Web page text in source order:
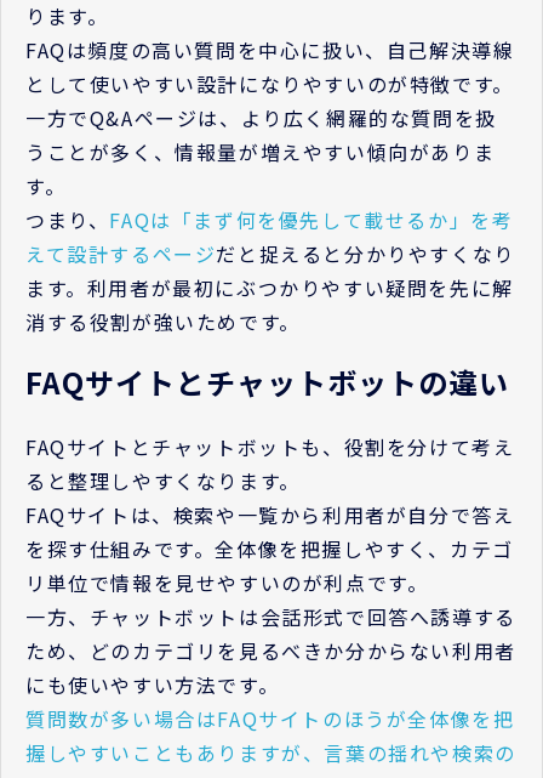
ります。
FAQは頻度の高い質問を中心に扱い、自己解決導線
として使いやすい設計になりやすいのが特徴です。
一方でQ&Aページは、より広く網羅的な質問を扱
うことが多く、情報量が増えやすい傾向がありま
す。
つまり、 FAQは「まず何を優先して載せるか」を考
えて設計するページだと捉えると分かりやすくなり
ます。利用者が最初にぶつかりやすい疑問を先に解
消する役割が強いためです。
FAQサイトとチャットボットの違い
FAQサイトとチャットボットも、役割を分けて考え
ると整理しやすくなります。
FAQサイトは、検索や一覧から利用者が自分で答え
を探す仕組みです。全体像を把握しやすく、カテゴ
リ単位で情報を見せやすいのが利点です。
一方、チャットボットは会話形式で回答へ誘導する
ため、どのカテゴリを見るべきか分からない利用者
にも使いやすい方法です。
質問数が多い場合はFAQサイトのほうが全体像を把
握しやすいこともありますが、言葉の揺れや検索の